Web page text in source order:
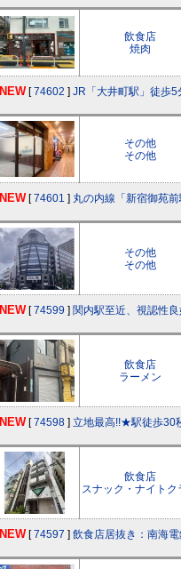
飲食店
焼肉
NEW [74602 ] JR「大井町駅」徒歩
その他
その他
NEW [74601 ] 丸の内線「新宿御苑
その他
その他
NEW [74599 ] 関内駅至近、視認性
飲食店
ラーメン
NEW [74598 ] 立地最高!!★駅徒歩
飲食店
スナック・ナイトク
NEW [74597 ] 飲食店居抜き：南海